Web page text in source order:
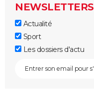
NEWSLETTERS
Actualité
Sport
Les dossiers d'actu